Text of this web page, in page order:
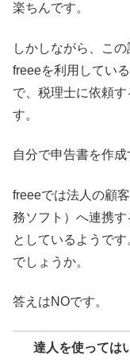
楽ちんです。
しかしながら、こ
freeeを利用してい
で、税理士に依頼
す。
自分で申告書を作
freeeでは法人の顧
務ソフト）へ連携
としているようで
でしょうか。
答えはNOです。
達人を使っては